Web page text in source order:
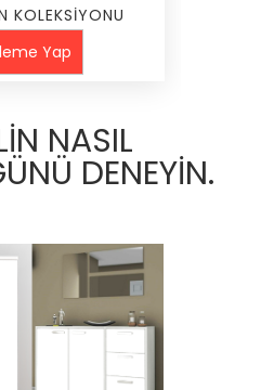
KOLEKSİYONU
Yap
NASIL
DENEYİN.